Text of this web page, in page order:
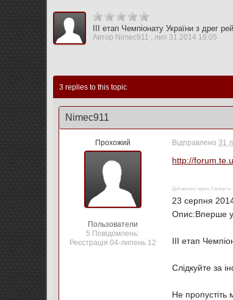
ІІІ етап Чемпіонату України з дрег
Автор Nimec911 ,лип 31 2014 16:05
3 replies to this topic
Nimec911
Прохожий
Пользователи
5 Повідомлень:
Реєстрація 04-липень 12
Відправлено31
http://
Добавлено через 2 минуты
23 серпня
Опис:Вперше у
ІІІ етап
Слідкуйте за
Не пропустіть